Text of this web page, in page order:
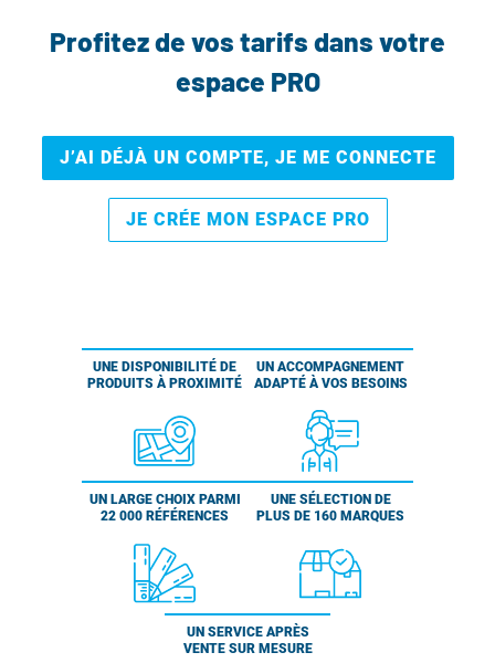
Profitez de vos tarifs dans votre
espace PRO
J’AI DÉJÀ UN COMPTE, JE ME CONNECTE
JE CRÉE MON ESPACE PRO
UNE DISPONIBILITÉ DE
PRODUITS À PROXIMITÉ
UN ACCOMPAGNEMENT
ADAPTÉ À VOS BESOINS
UN LARGE CHOIX PARMI
22 000 RÉFÉRENCES
UNE SÉLECTION DE
PLUS DE 160 MARQUES
UN SERVICE APRÈS
VENTE SUR MESURE